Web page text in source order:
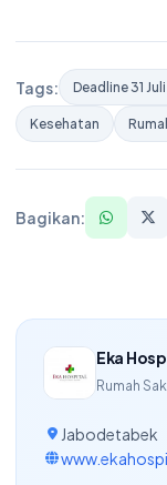
Tags: Deadline 31
Kesehatan
Bagikan:
Eka
Rumah
Jabodetabek